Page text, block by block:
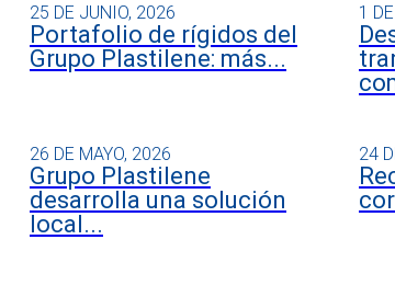
25 DE JUNIO, 2026
Portafolio de rígidos del
Grupo Plastilene: más...
1
26 DE MAYO, 2026
Grupo Plastilene
desarrolla una solución
local...
24